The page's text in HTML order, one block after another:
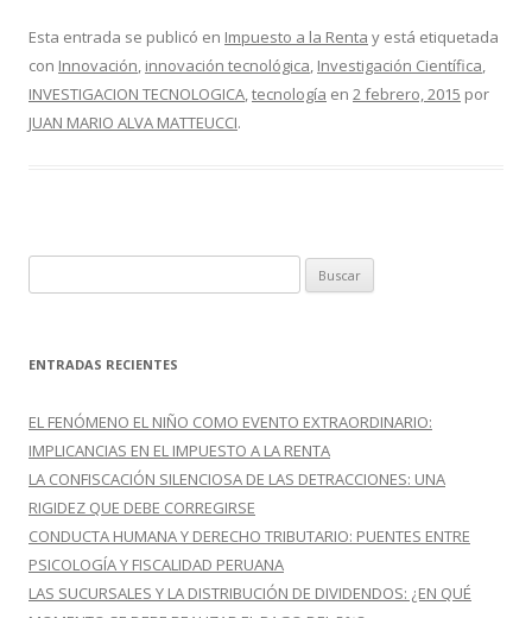
e
b
o
itt
er
m
p
ar
Esta entrada se publicó en Impuesto a la Renta y está etiquetada
con Innovación, innovación tecnológica, Investigación Científica,
INVESTIGACION TECNOLOGICA,tecnología en 2 febrero, 2015 por
JUAN MARIO ALVA MATTEUCCI.
u
c
r
:
ENTRADAS RECIENTES
EL FENÓMENO EL NIÑO COMO EVENTO EXTRAORDINARIO:
IMPLICANCIAS EN EL IMPUESTO A LA RENTA
LA CONFISCACIÓN SILENCIOSA DE LAS DETRACCIONES: UNA
RIGIDEZ QUE DEBE CORREGIRSE
CONDUCTA HUMANA Y DERECHO TRIBUTARIO: PUENTES ENTRE
PSICOLOGÍA Y FISCALIDAD PERUANA
LAS SUCURSALES Y LA DISTRIBUCIÓN DE DIVIDENDOS: ¿EN QUÉ